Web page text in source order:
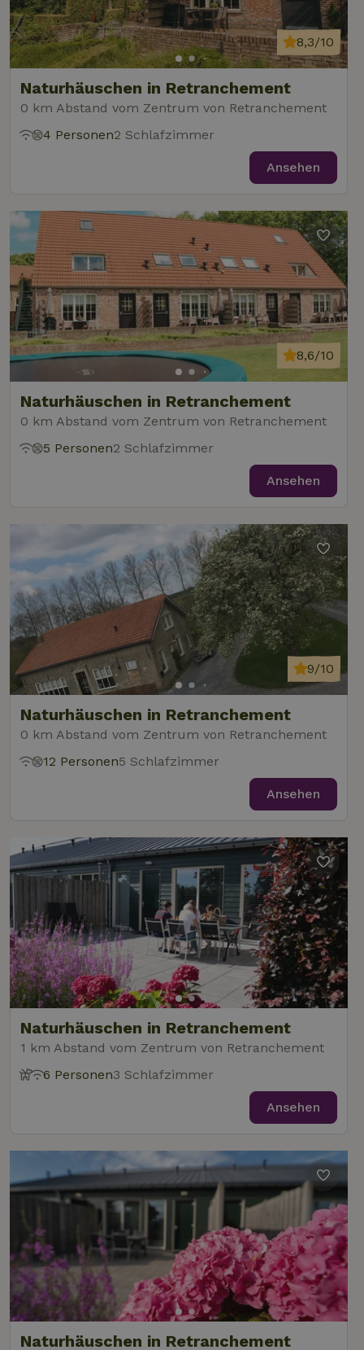
Naturhäuschen in Retranchement
0 km Abstand vom Zentrum von Retranchement
8,3/10
4 Personen2 Schlafzimmer
Ansehen
Naturhäuschen in Retranchement
0 km Abstand vom Zentrum von Retranchement
8,6/10
5 Personen2 Schlafzimmer
Ansehen
Naturhäuschen in Retranchement
0 km Abstand vom Zentrum von Retranchement
9/10
12 Personen5 Schlafzimmer
Ansehen
Naturhäuschen in Retranchement
1 km Abstand vom Zentrum von Retranchement
6 Personen3 Schlafzimmer
Ansehen
Naturhäuschen in Retranchement